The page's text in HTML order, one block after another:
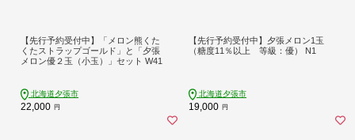
【先行予約受付中】「メロン熊くた
くたストラップゴールド」と「夕張
メロン優２玉（小玉）」セット W41
北海道夕張市
22,000 円
【先行予約受付中】夕張メロン1玉
（糖度11％以上 等級：優） N1
北海道夕張市
19,000 円